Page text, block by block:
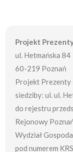
Projekt Prezenty
ul. Hetmańska 84
60-219 Poznań
Projekt Prezenty
siedziby: ul. ul.
do rejestru
Rejonowy
Wydział
pod numerem